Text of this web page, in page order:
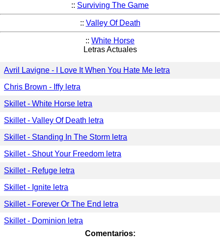
:: Surviving The Game
:: Valley Of Death
:: White Horse
Letras Actuales
Avril Lavigne - I Love It When You Hate Me letra
Chris Brown - Iffy letra
Skillet - White Horse letra
Skillet - Valley Of Death letra
Skillet - Standing In The Storm letra
Skillet - Shout Your Freedom letra
Skillet - Refuge letra
Skillet - Ignite letra
Skillet - Forever Or The End letra
Skillet - Dominion letra
Comentarios: